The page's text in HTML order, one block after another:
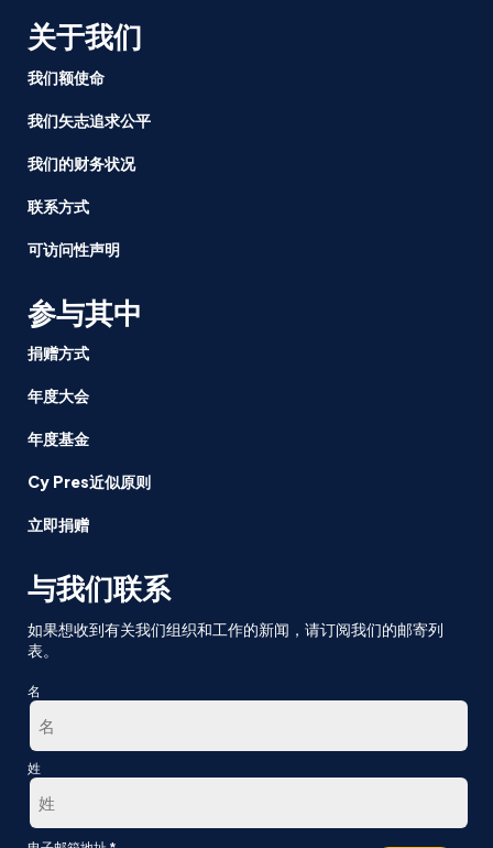
关于我们
我们额使命
我们矢志追求公平
我们的财务状况
联系方式
可访问性声明
参与其中
捐赠方式
年度大会
年度基金
Cy Pres近似原则
立即捐赠
与我们联系
如果想收到有关我们组织和工作的新闻，请订阅我们的邮寄列
表。
名
第
姓